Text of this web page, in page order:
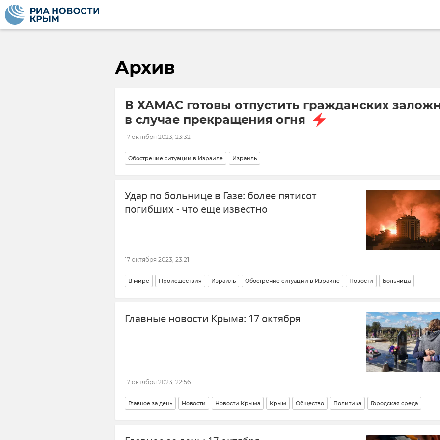
Архив
В ХАМАС готовы отпустить гражданских
в случае прекращения огня
17 октября 2023, 23:32
Обострение ситуации в Израиле Израиль
Ситуация с главой РИА Новости Украина Кириллом Вышинским В мире Происшествия Палестина
Удар по больнице в Газе: более пятисот
погибших - что еще известно
17 октября 2023, 23:21
В мире Происшествия Израиль Обострение ситуации в Израиле Новости Больница
Сектор Газа Палестина ООН Турция Реджеп Тайип Эрдоган Россия Канада
Джастин Трюдо
Главные новости Крыма: 17 октября
17 октября 2023, 22:56
Главное за день Новости Новости Крыма Крым Общество Политика Городская среда
Происшествия